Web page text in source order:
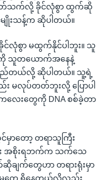
ပတ်သက်လို့ ခိုင်လုံစွာ ထွက်ဆို
မျိုးသန့်က ဆိုပါတယ်။
င်လုံစွာ မထွက်နိုင်ပါဘူး။ သူ
ကို သူတယောက်အနေနဲ့
ည်တယ်လို့ ဆိုပါတယ်။ သူ့ရဲ့
မလုပ်တတ်ဘူးလို့ ပြောပါ
လေးတွေကို DNA စစ်ခဲ့တာ
မှာတော့ တရာသူကြီး
ြီး အစိုးရဘက်က သက်သေ
ျက်တွေဟာ တရားရုံးမှာ
မှုတွေ ရှိနေတယ်လို့လည်း